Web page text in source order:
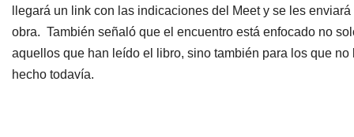
llegará un link con las indicaciones del Meet y se les enviará
obra. También señaló que el encuentro está enfocado no
aquellos que han leído el libro, sino también para los que no
hecho todavía.